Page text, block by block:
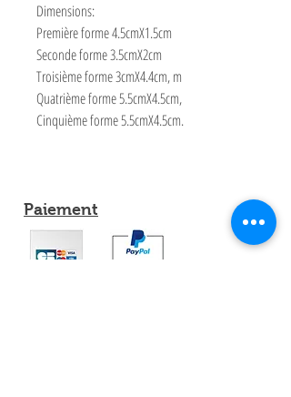
Dimensions:
Première forme 4.5cmX1.5cm
Seconde forme 3.5cmX2cm
Troisième forme 3cmX4.4cm, m
Quatrième forme 5.5cmX4.5cm,
Cinquième forme 5.5cmX4.5cm.
Paiement